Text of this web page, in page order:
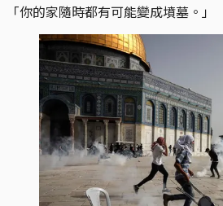
「你的家隨時都有可能變成墳墓。」